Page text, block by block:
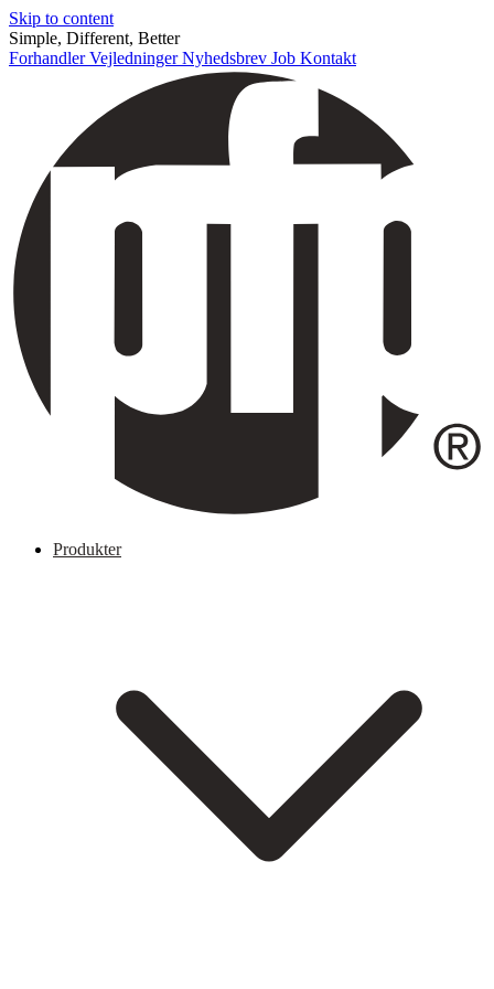
Skip to content
Simple, Different, Better
ForhandlerVejledningerNyhedsbrev Job Kontakt
Produkter